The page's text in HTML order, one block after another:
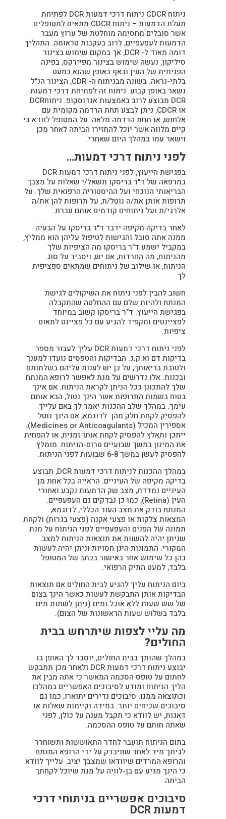
ניתוח CDCR ניתוח דרכי דמעות DCR לפתיחת
תעלת הדמעות – ניתוח CDCR מתאים למטופלים
אשר סובלים מחסימה מוחלטת של ערוץ מעבר
הדמעות לעפעפיים, לרוב בעקבות טראומה. התהליך
דומה מאוד ל- DCR, אך במקום שימוש בצינור
סיליקון, נעשה שימוש בצינור מפיירקס, בפינה
הפנימית של העין ובאף באופן שהוא כמעט
בלתי-נראה. בשונה מבניתוח ה- CDR, הצינור הנ"ל
נשאר באופן קבוע. ניתוח זה לפתיחת דרכי דמעות
DCR מבוצע לרוב באמצעות אנדוסקופ. ניתוחDCR
או CDCR, ניתן לבצע תחת הרדמה מקומית עם
אלחוש, או תחת הרדמה מלאה. על המטופל לוודא כי
קיים מלווה אשר יוכל להחזירו הביתה לאחר מכן
וישאר עמו במהלך היום שאחרי.
לפני ניתוח דרכי דמעות…
בפגישת הייעוץ, לפני ניתוח דרכי דמעות DCR
במרפאה של ד"ר בריסקו תשאל/י שאלות על מצבך
הבריאותי הנוכחי ועל ההיסטוריה הרפואית שלך. על
תרופות אותן את/ה נוטל/ת, על תרופות להן את/ה
אלרגי/ת ועל ניתוחים קודמים אותם עברת.
לאחר בדיקה מקיפה ידבר ד"ר בריסקו על הבעיה
ממנה אתה סובל והגישות לטיפול עליהן הוא ממליץ,
במקביל ישמע ד"ר בריסקו מה הציפיות שלך
מהניתוח, מה החרדות, אם יש, ויסביר על סוג
הניתוח, או שילוב של ניתוחים שמתאים ספציפית
לך.
חשוב להבין לפני ניתוח את השיקולים לגישת
המנתח ולהיות שלם עם ההחלטה שהתקבלה
בפגישת הייעוץ. ד"ר בריסקו קשוב במיוחד
לפציינטים ומקפיד להגיע עם כל פציינט לתאום
ציפיות.
לפני ניתוח דרכי דמעות DCR עליך לעבור מספר
בדיקות דם וא.ק.ג. הבדיקות והטפסים נועדו למענך
ולטובת בריאותך, על כן יש לענות עליהם בשלמותם
ובכנות. אלו נדרשים על מנת לאפשר לרופא המנתח
שלך להתכונן ככל הניתן לקראת הניתוח. אם אינך
בטוח בשמות התרופות אשר הינך נטול, הבא אותם
עימך. במהלך שלב ההכנות יאמר לך באם עלייך
להפסיק לקחת חלק מהן. לדוגמא, אם הינך נוטל
אספירין המכיל (Medicines or Anticoagulants),
ייתכן ותאלץ להפסיק לקחת אותו זמנית, או להפחית
את המינון במשך שבועיים טרום-הניתוח. מומלץ
להפסיק לעשן במשך 6-8 שבועות לפני הניתוח.
במהלך ההכנות לניתוח דרכי דמעות DCR, תבוצע
בדיקה מקיפה של העיניים. הראייה בכל אחת מן
העיניים נמדדת, מצב שק הדמעות נקבע ואחורי
העין (Retina), כמו כן נבדקים גם העפעפיים.
המנתח בודק את מצב העור הכללי, לדוגמא,
המצאות צלקות או פצעי אקנה (פצעי בגרות) ולקחת
תמונה של הפנים והעפעפיים לפני הניתוח על מנת
שניתן יהיה להשוות את תוצאות הניתוח למצב
המקורי. התמונות הינן חסויות וניתן יהיה לעשות
בהן כל שימוש אחר באישור בכתב של המטופל
בלבד, למעט התיק הרפואי.
ביום הניתוח עליך להגיע לבית החולים אם תוצאות
הבדיקות אותן התבקשת לעשות כאשר הינך בצום
של שש שעות ללא אוכל ומים (ניתן לשתות מים
בלבד בשלוש שעות הראשונות של הצום).
מה עליי לצפות שיתרחש בבית
החולים?
במהלך שהותך בבית החולים, יוסבר לך האופן בו
יבוצע ניתוח דרכי דמעות DCR ולאחר מכן תתבקש
לחתום על טופס הסכמה המאשר כי אתה מבין את
הליך הניתוח ומודע לסיבוכים האפשריים במהלכו
וכתוצאה ממנו. סיבוכים נדירים יתוארו, כמו גם
סיבוכים שכיחים יותר. במידה וקיימות שאלות או
דאגות, יש לוודא כי תקבל מענה על כולן, לפני
שאתה חותם על טופס ההסכמה.
בתום הניתוח תועבר לחדר התאוששות ותשוחרר
לביתך מיד לאחר שתיבדק על ידי הרופא המנתח
והרופא המרדים שיוודאו שמצבך יציב. עלייך לוודא
כי הינך מגיע עם בן-לוויה על מנת שיוכל לקחתך
הביתה.
סיבוכים אפשריים בניתוחי דרכי
דמעות DCR